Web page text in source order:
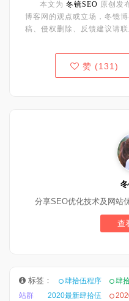
本文为 冬镜SEO 原创发
博客网的观点或立场，冬镜
稿、侵权删除、反馈建议请
赞 (131 )
分享SEO优化技术及网站
查
标签： 肆拾伍程序 肆
站群
2020最新肆拾伍